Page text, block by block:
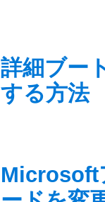
詳細ブー
する方法
Microsoft